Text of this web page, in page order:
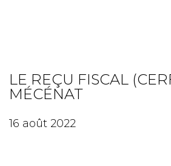
LE REÇU FISCAL
MÉCÉNAT
16 août 2022